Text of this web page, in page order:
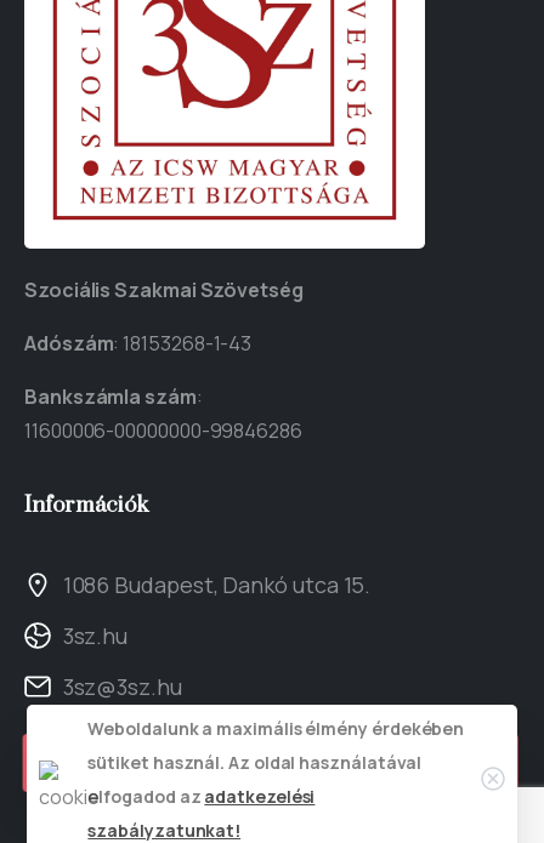
Szociális Szakmai Szövetség
Adószám: 18153268-1-43
Bankszámla szám:
11600006-00000000-99846286
Információk
1086 Budapest, Dankó utca 15.
3sz.hu
3sz@3sz.hu
Kapcsolat
Weboldalunk a maximális élmény érdekében
sütiket használ. Az oldal használatával
elfogadod az adatkezelési
szabályzatunkat!